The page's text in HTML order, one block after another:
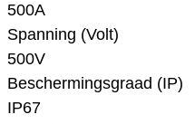
500A
Spanning (Volt)
500V
Beschermingsgraad (IP)
IP67